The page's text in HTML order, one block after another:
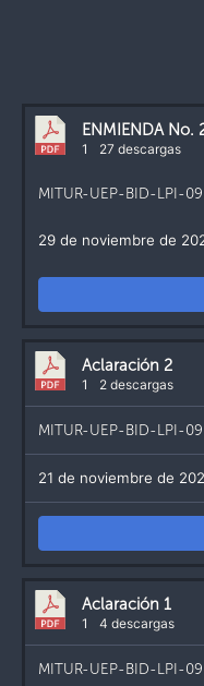
ENMIENDA No.
1 27 descargas
MITUR-UEP-BID-LPI-
29 de noviembre de
Aclaración 2
1 2 descargas
MITUR-UEP-BID-LPI-
21 de noviembre de
Aclaración 1
1 4 descargas
MITUR-UEP-BID-LPI-